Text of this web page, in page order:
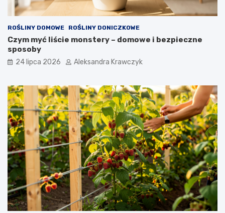
ROŚLINY DOMOWE ROŚLINY DONICZKOWE
Czym myć liście monstery – domowe i bezpieczne
sposoby
24 lipca 2026 Aleksandra Krawczyk